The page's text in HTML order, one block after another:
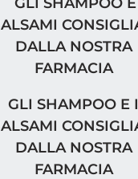
SHAMPOO E I
GLI SHAMPOO E I
DALLA NOSTRA
FARMACIA